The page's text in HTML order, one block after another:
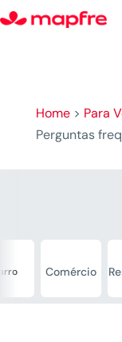
Home> Para
Perguntas
Comércio